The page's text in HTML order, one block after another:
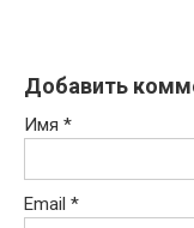
Добавить
Имя *
Email *